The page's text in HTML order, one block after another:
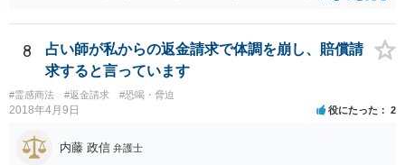
す。 費用は後回しでいいでしょう。 勝てる事案かどうかの見極めが先
ですから。
8
占い師が私からの返金請求で体調を崩し、賠償請
求すると言っています
#霊感商法 #返金請求 #恐喝・脅迫
2018年4月9日 役にたった 2
内藤 政信 弁護士